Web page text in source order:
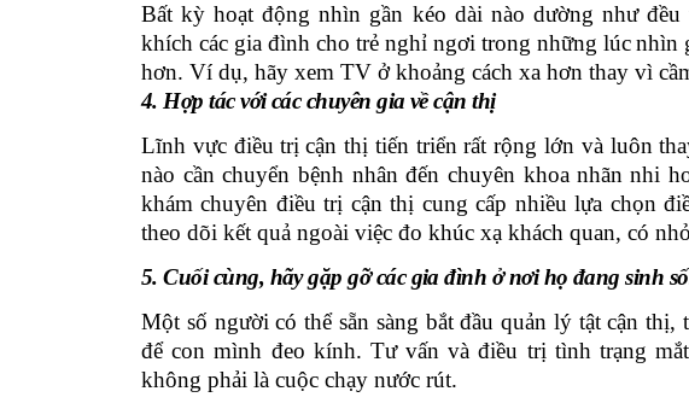
Bất kỳ hoạt động nhìn gần kéo dài nào dường như
khích các gia đình cho trẻ nghỉ ngơi trong những lúcnhìn
hơn. Ví dụ, hãy xem TV ở khoảng cách xa hơn thay vì
4. Hợp tác với các chuyên gia về cận thị
Lĩnh vực điều trị cận thị tiến triển rất rộng lớn và luôn
nào cần chuyển bệnh nhân đến chuyên khoa nhãn nhi
khám chuyên điều trị cận thị cung cấp nhiều lựa chọn
theo dõi kết quả ngoài việc đo khúc xạ khách quan, có
5. Cuối cùng, hãy gặp gỡ các gia đình ở nơi họ đang sinh
Một số người có thể sẵn sàng bắt đầu quản lý tật cận
để con mình đeo kính. Tư vấn và điều trị tình trạng
không phải là cuộc chạy nước rút.